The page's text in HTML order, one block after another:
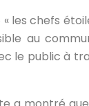
les chefs
au
le public à